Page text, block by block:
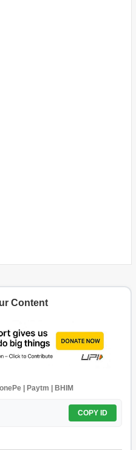
Content
| Paytm | BHIM
COPY ID